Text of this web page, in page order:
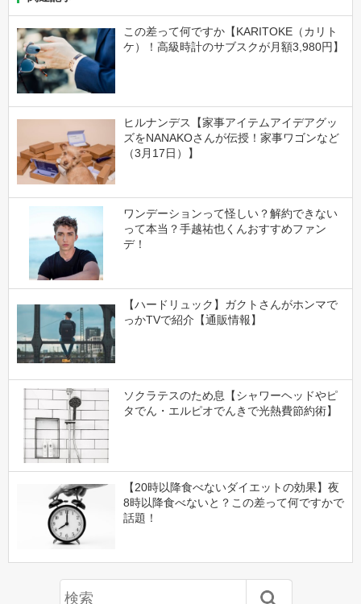
この差って何ですか【KARITOKE（カリト
ケ）！高級時計のサブスクが月額3,980円】
ヒルナンデス【家事アイテムアイデアグッ
ズをNANAKOさんが伝授！家事ワゴンなど
（3月17日）】
ワンデーションって怪しい？解約できない
って本当？手越祐也くんおすすめファン
デ！
【ハードリュック】ガクトさんがホンマで
っかTVで紹介【通販情報】
ソクラテスのため息【シャワーヘッドやピ
タでん・エルピオでんきで光熱費節約術】
【20時以降食べないダイエットの効果】夜
8時以降食べないと？この差って何ですかで
話題！